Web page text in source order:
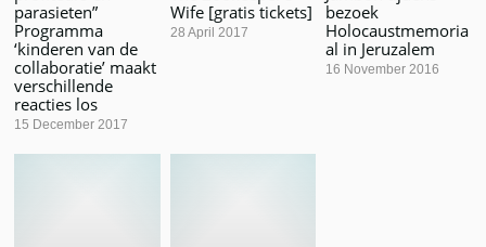
parasieten”
Programma
‘kinderen van de
collaboratie’ maakt
verschillende
reacties los
15 December 2017
Wife [gratis tickets]
28 April 2017
bezoek
Holocaustmemoria
al in Jeruzalem
16 November 2016